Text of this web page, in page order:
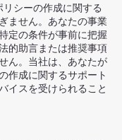
シーの作成に関する
ません。あなたの事業
定の条件が事前に把握
的助言または推奨事項
ん。当社は、あなたが
作成に関するサポート
イスを受けられること